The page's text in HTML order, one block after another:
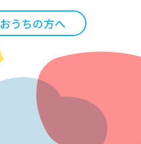
おうちの方へ